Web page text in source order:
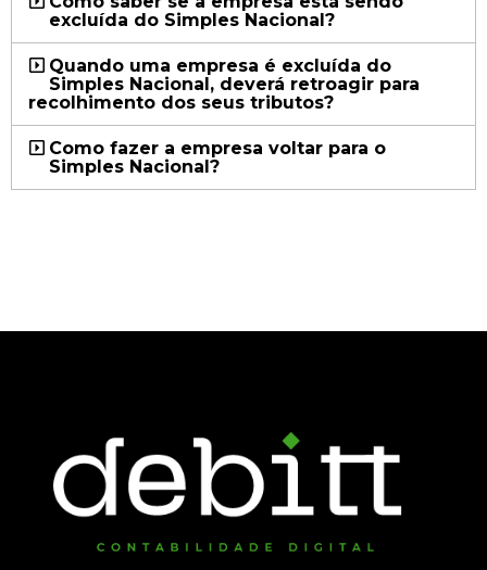
excluída do Simples Nacional?
Quando uma empresa é excluída do
Simples Nacional, deverá retroagir para
recolhimento dos seus tributos?
Como fazer a empresa voltar para o
Simples Nacional?